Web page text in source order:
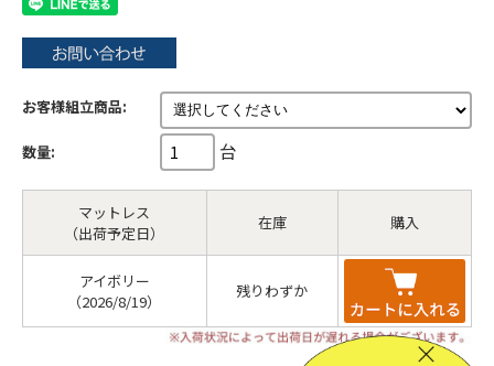
お客様組立商品:
数量: 台
マットレス
（出荷予定日）
在庫 購入
アイボリー
（2026/8/19）
残りわずか